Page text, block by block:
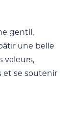
gentil,
une belle
valeurs,
et se soutenir